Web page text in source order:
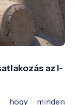
az I-
hogy minden